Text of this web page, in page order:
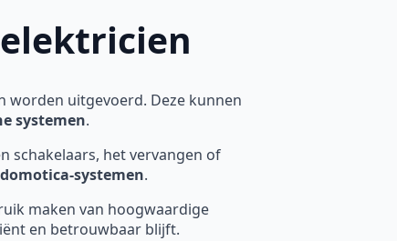
worden uitgevoerd. Deze kunnen
systemen.
schakelaars, het vervangen of
domotica-systemen.
maken van hoogwaardige
en betrouwbaar blijft.